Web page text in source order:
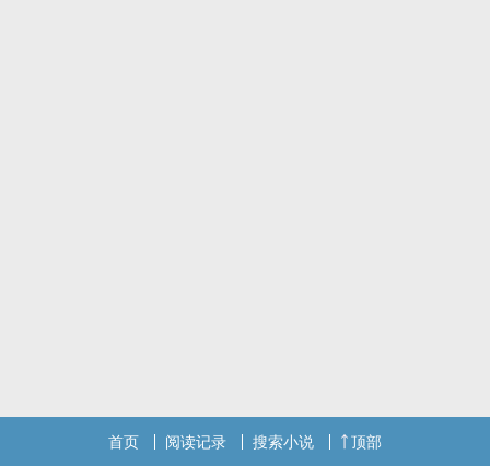
首页 阅读记录 搜索小说 顶部